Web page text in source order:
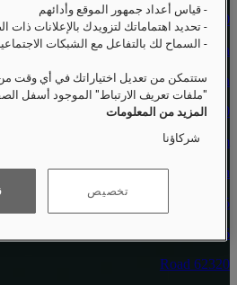
Road 62320
Manama
Bahrain
‎+97317845000‏
reservations.bahrain@raffles.com
Raffles Al Areen Palace Bahrain
PO Box 75055
Building 2046
Road 62320
- قياس أعداد جمهور الموقع وأدائهم
- تحديد اهتماماتك لتزويدك بالإعلانات ذات
- السماح لك بالتفاعل مع الشبكات
ستتمكن من تعديل اختياراتك في أي وقت
"ملفات تعريف الارتباط" الموجود أسفل
المزيد من المعلومات
شركاؤنا
تخصيص